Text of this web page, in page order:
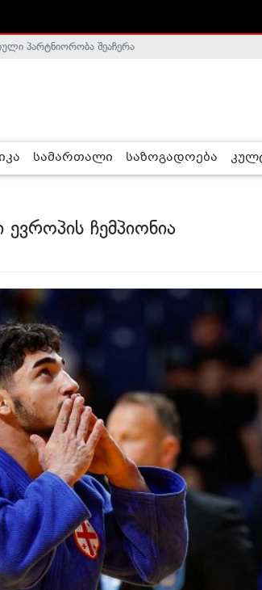
- ჰელსინკის კომისია
პარტნიორობა შეაჩერა
სამართალი საზოგადოება
ჩემპიონია